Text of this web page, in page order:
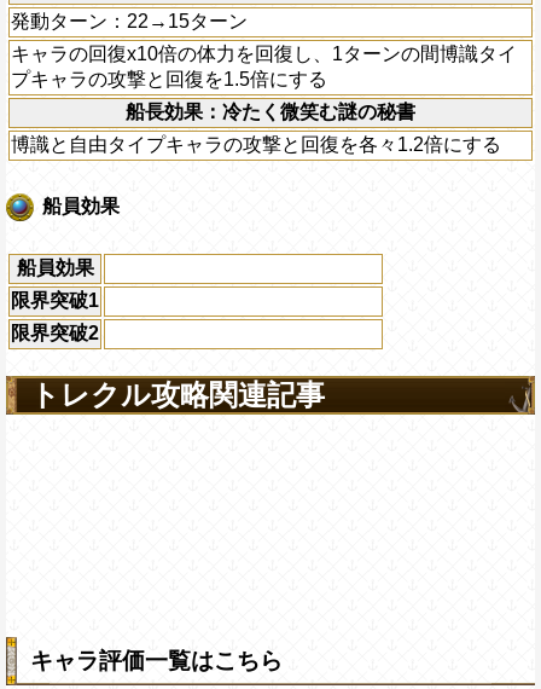
発動ターン：22→15ターン
キャラの回復x10倍の体力を回復し、1ターンの間博識タイ
プキャラの攻撃と回復を1.5倍にする
船長効果：冷たく微笑む謎の秘書
博識と自由タイプキャラの攻撃と回復を各々1.2倍にする
船員効果
船員効果
限界突破1
限界突破2
トレクル攻略関連記事
キャラ評価一覧はこちら